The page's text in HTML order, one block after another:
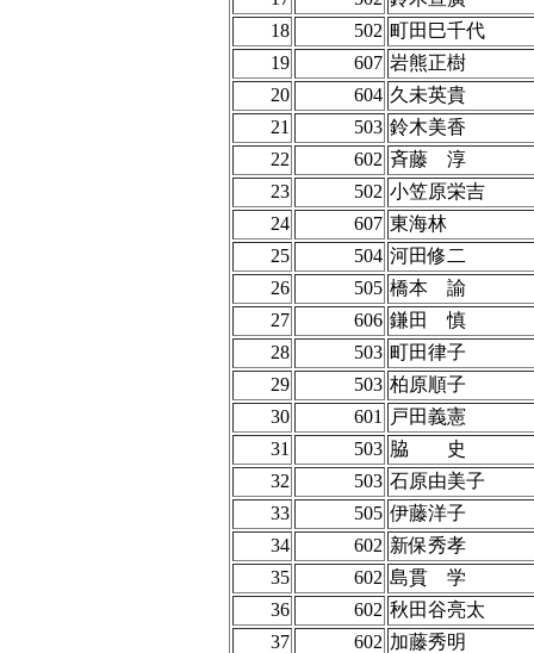
18
502 町田巳千代
19
607 岩熊正樹
20
604 久未英貴
21
503 鈴木美香
22
602 斉藤 淳
23
502 小笠原栄吉
24
607 東海林
25
504 河田修二
26
505 橋本 諭
27
606 鎌田 慎
28
503 町田律子
29
503 柏原順子
30
601
戸田義憲
31
503 脇 史
32
503 石原由美子
33
505 伊藤洋子
34
602 新保秀孝
35
602 島貫 学
36
602 秋田谷亮太
37
602 加藤秀明